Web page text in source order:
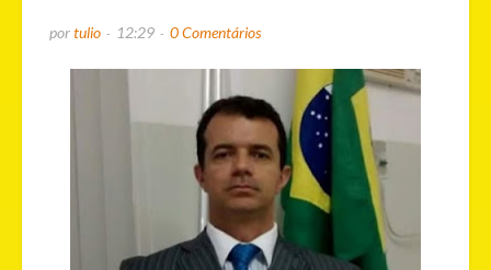
portulio 12:29 0 Comentários